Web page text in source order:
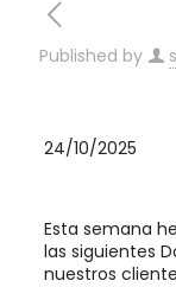
Published by
24/10/2025
Esta semana
las siguientes
nuestros